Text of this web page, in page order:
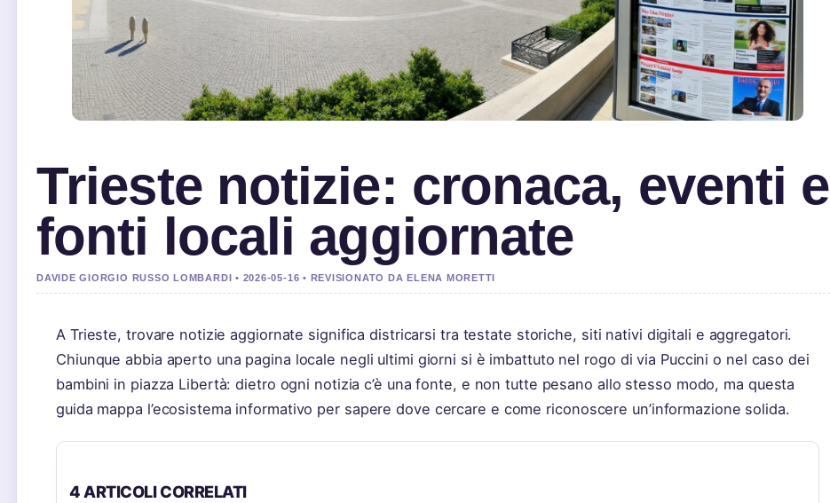
Trieste notizie: cronaca, eventi e
fonti locali aggiornate
DAVIDE GIORGIO RUSSO LOMBARDI • 2026-05-16 • REVISIONATO DA ELENA MORETTI
A Trieste, trovare notizie aggiornate significa districarsi tra testate storiche, siti nativi digitali e aggregatori.
Chiunque abbia aperto una pagina locale negli ultimi giorni si è imbattuto nel rogo di via Puccini o nel caso dei
bambini in piazza Libertà: dietro ogni notizia c’è una fonte, e non tutte pesano allo stesso modo, ma questa
guida mappa l’ecosistema informativo per sapere dove cercare e come riconoscere un’informazione solida.
4 ARTICOLI CORRELATI